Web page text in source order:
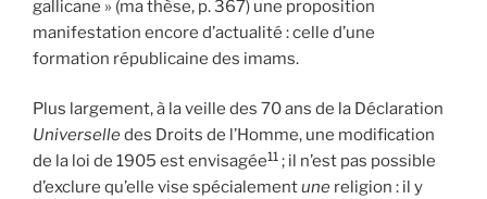
gallicane » (ma thèse, p. 367) une proposition
manifestation encore d’actualité : celle d’une
formation républicaine des imams.
Plus largement, à la veille des 70 ans de la Déclaration
Universelledes Droits de l’Homme, une modification
de la loi de 1905 est envisagée11 ; il n’est pas possible
d’exclure qu’elle vise spécialementune religion : il y